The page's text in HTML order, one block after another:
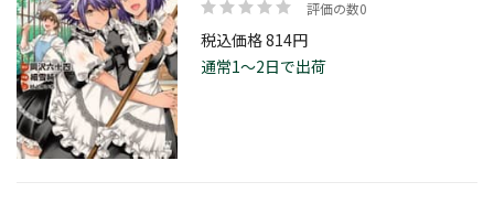
評価の数0
税込価格 814円
通常1～2日で出荷